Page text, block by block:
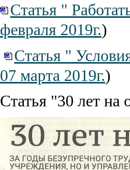
Статья "
февраля 2019г.)
Статья "
07 марта 2019г.)
Статья "30 лет